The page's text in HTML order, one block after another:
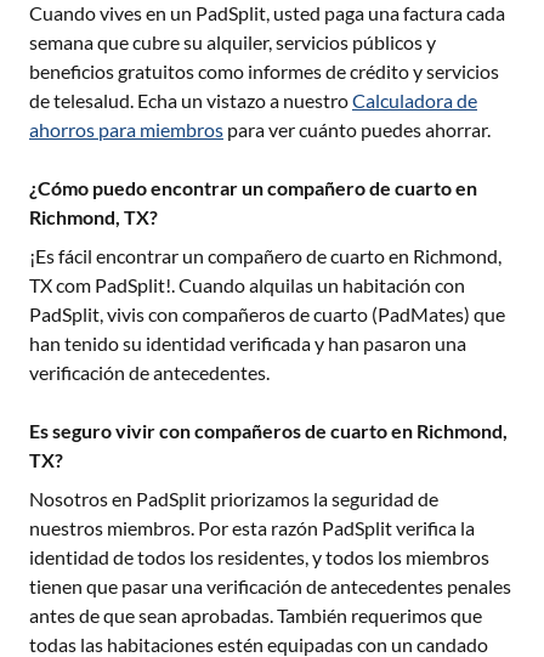
Cuando vives en un PadSplit, usted paga una factura cada
semana que cubre su alquiler, servicios públicos y
beneficios gratuitos como informes de crédito y servicios
de telesalud. Echa un vistazo a nuestroCalculadora de
ahorros para miembros para ver cuánto puedes ahorrar.
¿Cómo puedo encontrar un compañero de cuarto en
Richmond, TX?
¡Es fácil encontrar un compañero de cuarto en Richmond,
TXcom PadSplit!. Cuando alquilas un habitación con
PadSplit, vivis con compañeros de cuarto (PadMates) que
han tenido su identidad verificada y han pasaron una
verificación de antecedentes.
Es seguro vivir con compañeros de cuarto en Richmond,
TX?
Nosotros en PadSplit priorizamos la seguridad de
nuestros miembros. Por esta razón PadSplit verifica la
identidad de todos los residentes, y todos los miembros
tienen que pasar una verificación de antecedentes penales
antes de que sean aprobadas. También requerimos que
todas las habitaciones estén equipadas con un candado